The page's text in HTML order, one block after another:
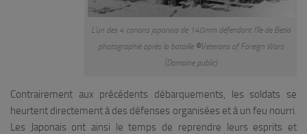
L’un des 4 canons japonais de 140mm défendant l’île de Betio
photographié après la bataille ©Veterans of Foreign Wars
(Domaine public)
Contrairement aux précédents débarquements, les soldats se
heurtent directement à des défenses organisées et à un feu nourri.
Les Japonais ont ainsi le temps de reprendre leurs esprits et